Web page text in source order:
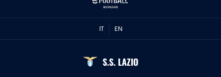
IT EN
S.S. LAZIO